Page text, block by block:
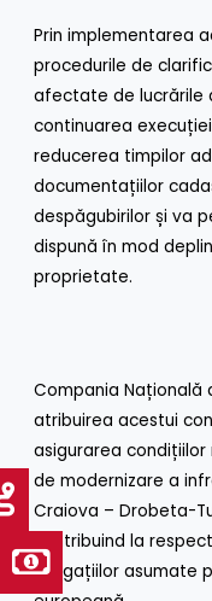
Prin implementarea
procedurile de
afectate de lucrările
continuarea
reducerea timpilor
documentațiilor
despăgubirilor și va
dispună în mod
proprietate.
Compania Națională
atribuirea acestui
asigurarea
de modernizare a
Craiova – Drobeta-
contribuind la
obligațiilor asumate